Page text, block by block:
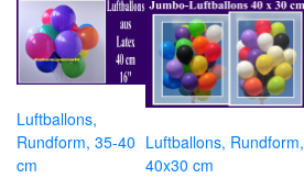
Luftballons,
Rundform, 35-40
cm
Luftballons, Rundform,
40x30 cm